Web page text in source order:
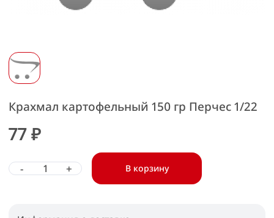
Крахмал картофельный 150 гр Перчес 1/22
77 ₽
- + В корзину